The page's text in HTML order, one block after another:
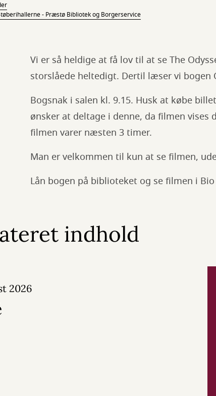
- Præstø Bibliotek og Borgerservice
Vi er så heldige at få lov til at se The
storslåede heltedigt. Dertil læser vi bogen
Bogsnak i salen kl. 9.15. Husk at købe
ønsker at deltage i denne, da filmen
filmen varer næsten 3 timer.
Man er velkommen til kun at se filmen,
Lån bogen på biblioteket og se filmen i
indhold
2026